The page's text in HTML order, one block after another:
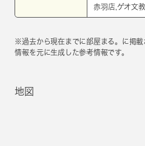
赤羽店,ゲオ文
※過去から現在までに部屋まる。に掲載
情報を元に生成した参考情報です。
地図